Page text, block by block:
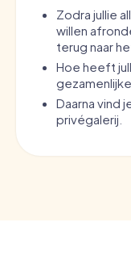
Zodra jullie
willen
terug naar
Hoe heeft
Daarna vind
privégalerij.